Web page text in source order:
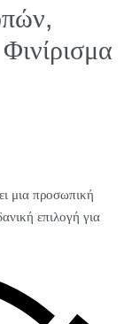
μια προσωπική
επιλογή για